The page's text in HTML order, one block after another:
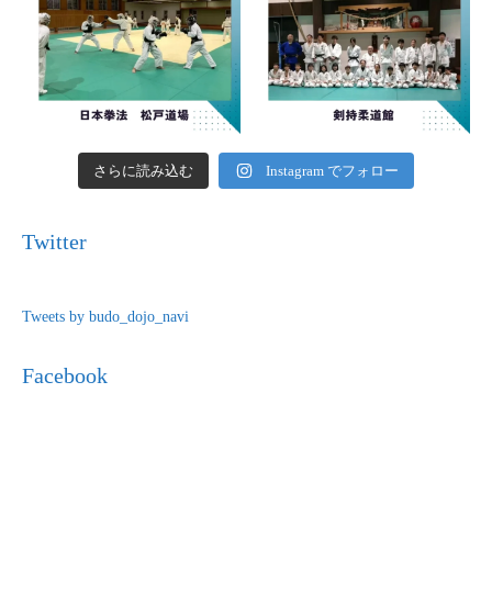
さらに読み込む Instagram でフォロー
Twitter
Tweets by budo_dojo_navi
Facebook